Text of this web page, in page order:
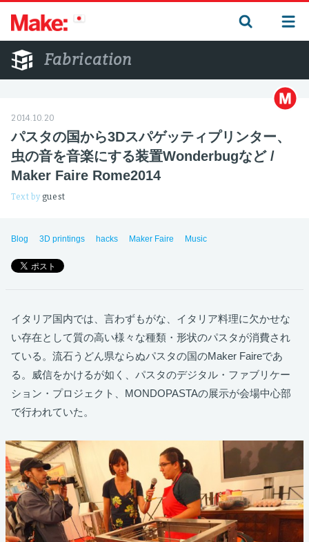
Fabrication
2014.10.20
パスタの国から3Dスパゲッティプリンター、
虫の音を音楽にする装置Wonderbugなど /
Maker Faire Rome2014
Text by guest
Blog 3D printings hacks Maker Faire Music
イタリア国内では、言わずもがな、イタリア料理に欠かせな
い存在として質の高い様々な種類・形状のパスタが消費され
ている。流石うどん県ならぬパスタの国のMaker Faireであ
る。威信をかけるが如く、パスタのデジタル・ファブリケー
ション・プロジェクト、MONDOPASTAの展示が会場中心部
で行われていた。